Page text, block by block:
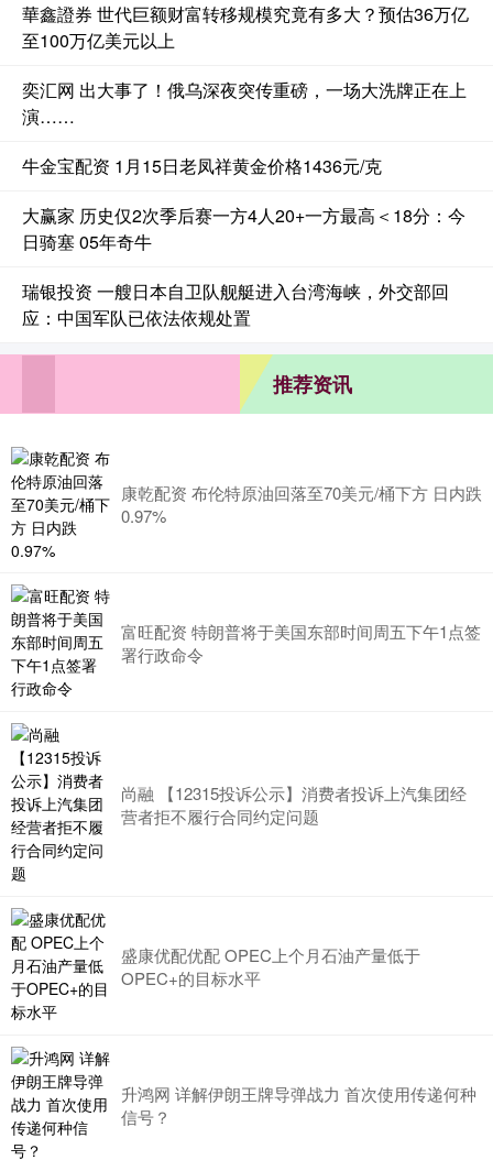
華鑫證券 世代巨额财富转移规模究竟有多大？预估36万亿
至100万亿美元以上
奕汇网 出大事了！俄乌深夜突传重磅，一场大洗牌正在上
演……
牛金宝配资 1月15日老凤祥黄金价格1436元/克
大赢家 历史仅2次季后赛一方4人20+一方最高＜18分：今
日骑塞 05年奇牛
瑞银投资 一艘日本自卫队舰艇进入台湾海峡，外交部回
应：中国军队已依法依规处置
推荐资讯
康乾配资 布伦特原油回落至70美元/桶下方 日内跌
0.97%
富旺配资 特朗普将于美国东部时间周五下午1点签
署行政命令
尚融 【12315投诉公示】消费者投诉上汽集团经
营者拒不履行合同约定问题
盛康优配优配 OPEC上个月石油产量低于
OPEC+的目标水平
升鸿网 详解伊朗王牌导弹战力 首次使用传递何种
信号？